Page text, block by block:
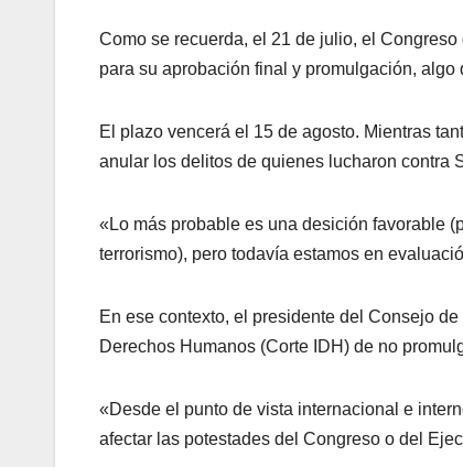
Como se recuerda, el 21 de julio, el
para su aprobación final y promulgación, algo
El plazo vencerá el 15 de agosto. Mientras
anular los delitos de quienes lucharon contra
«Lo más probable es una desición favorable
terrorismo), pero todavía estamos en
En ese contexto, el presidente del Consejo
Derechos Humanos (Corte IDH) de no
«Desde el punto de vista internacional e
afectar las potestades del Congreso o del